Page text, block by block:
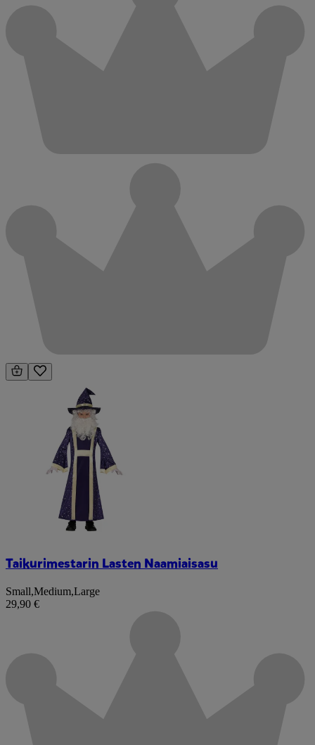
Taikurimestarin Lasten Naamiaisasu
Small,Medium,Large
29,90 €